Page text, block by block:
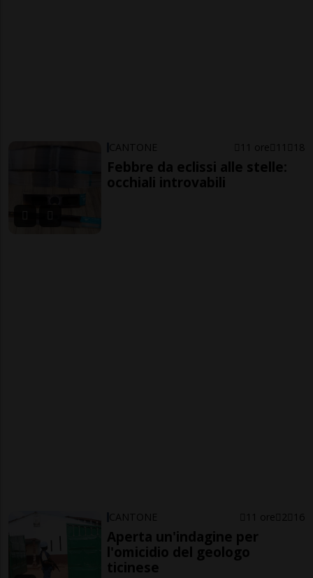
CANTONE 11 ore 11 18
Febbre da eclissi alle stelle:
occhiali introvabili
CANTONE 11 ore 2 16
Aperta un'indagine per
l'omicidio del geologo
ticinese